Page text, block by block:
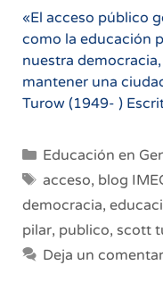
«El acceso público
como la educación
nuestra
mantener una
Turow (1949- )
Categorías
Educación en
Etiquetas
acceso, blog
democracia,
pilar, publico, scott
Deja un